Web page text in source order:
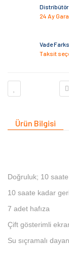
24 Ay
Vade
Taksit
Ürün Bilgisi
Doğruluk; 10
10 saate kadar
7 adet hafıza
Çift gösterimli
Su sıçramalı